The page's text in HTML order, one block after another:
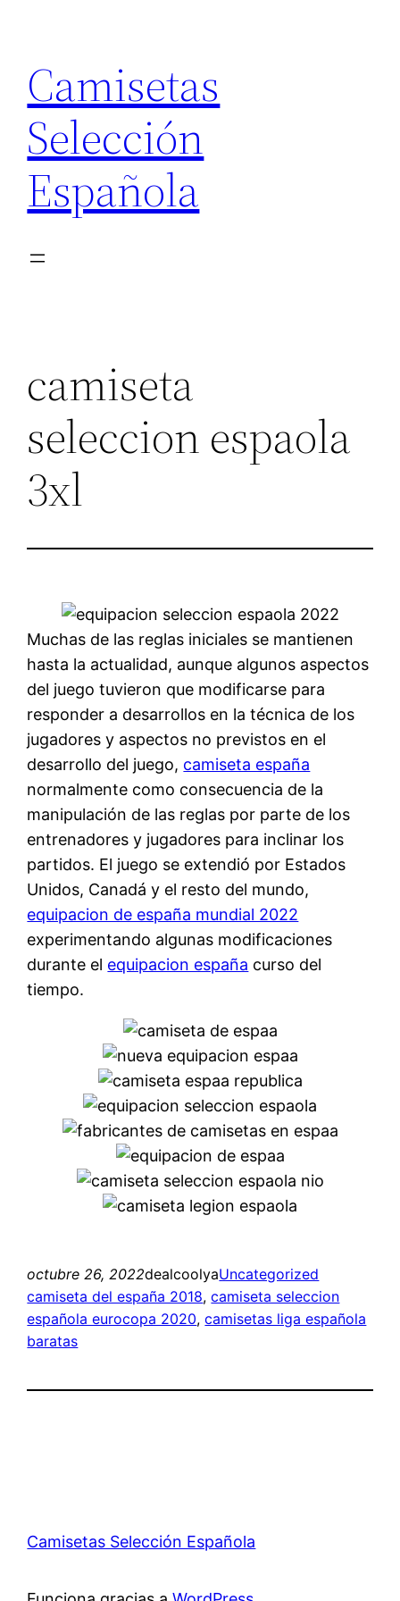
contenido
Camisetas
Selección
Española
camiseta
seleccion espaola
3xl
Muchas de las reglas iniciales se mantienen
hasta la actualidad, aunque algunos aspectos
del juego tuvieron que modificarse para
responder a desarrollos en la técnica de los
jugadores y aspectos no previstos en el
desarrollo del juego, camiseta españa
normalmente como consecuencia de la
manipulación de las reglas por parte de los
entrenadores y jugadores para inclinar los
partidos. El juego se extendió por Estados
Unidos, Canadá y el resto del mundo,
equipacion de españa mundial 2022
experimentando algunas modificaciones
durante el equipacion españa curso del
tiempo.
octubre 26, 2022dealcoolyaUncategorized
camiseta del españa 2018, camiseta seleccion
española eurocopa 2020, camisetas liga española
baratas
Camisetas Selección Española